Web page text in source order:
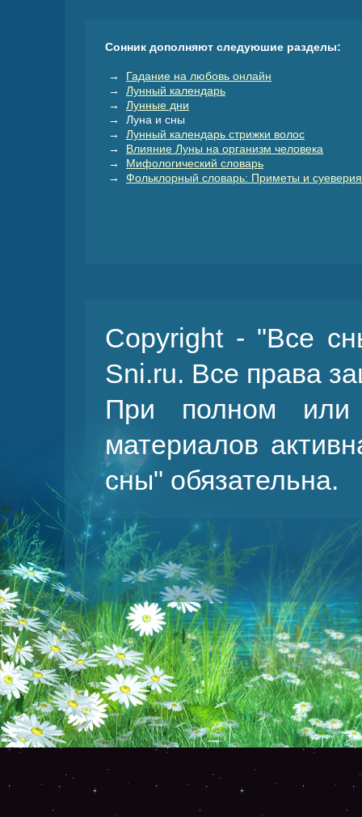
Сонник дополняют следуюшие разделы:
→ Гадание на любовь онлайн
→ Лунный календарь
→ Лунные дни
→ Луна и сны
→ Лунный календарь стрижки волос
→ Влияние Луны на организм человека
→ Мифологический словарь
→ Фольклорный словарь: Приметы и суеверия
Copyright - "Все
Sni.ru. Все права
При полном или
материалов
сны" обязательна.